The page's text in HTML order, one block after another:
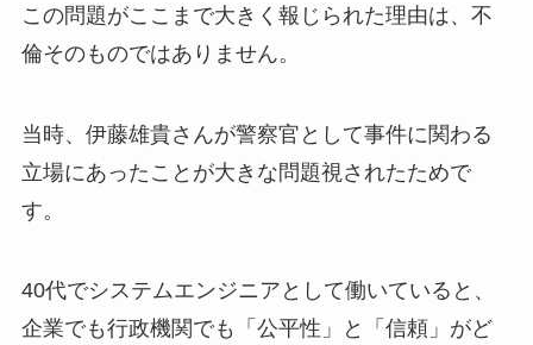
この問題がここまで大きく報じられた理由は、不
倫そのものではありません。
当時、伊藤雄貴さんが警察官として事件に関わる
立場にあったことが大きな問題視されたためで
す。
40代でシステムエンジニアとして働いていると、
企業でも行政機関でも「公平性」と「信頼」がど